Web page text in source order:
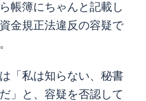
帳簿にちゃんと記載し
金規正法違反の容疑で
「私は知らない、秘書
」と、容疑を否認して